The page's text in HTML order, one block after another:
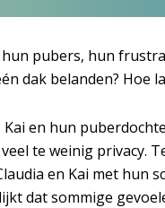
pubers, hun
dak belanden? Hoe
en hun
te weinig privacy.
en Kai met hun
dat sommige